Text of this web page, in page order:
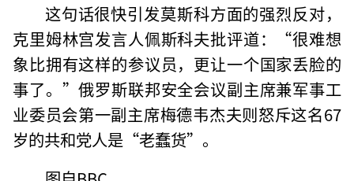
这句话很快引发莫斯科方面的强烈反对，
克里姆林宫发言人佩斯科夫批评道：“很难想
象比拥有这样的参议员，更让一个国家丢脸的
事了。”俄罗斯联邦安全会议副主席兼军事工
业委员会第一副主席梅德韦杰夫则怒斥这名67
岁的共和党人是“老蠢货”。